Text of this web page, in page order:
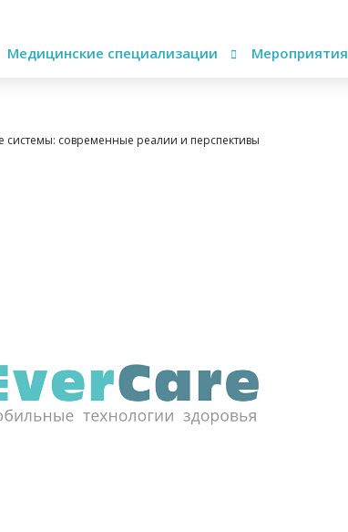
Медицинские специализации Мероприятия
современные реалии и перспективы